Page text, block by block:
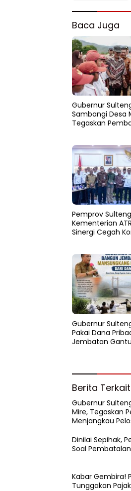
Baca Juga
Gubernur
Sambangi Desa
Tegaskan
Pemprov
Kementerian
Sinergi Cegah
Gubernur
Pakai Dana
Jembatan
Berita Terkait
Gubernur
Mire, Tegaskan
Menjangkau
Dinilai Sepihak,
Soal
Kabar Gembira!
Tunggakan